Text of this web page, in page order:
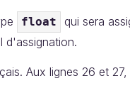
float
qui sera
d'assignation.
Aux lignes 26 et